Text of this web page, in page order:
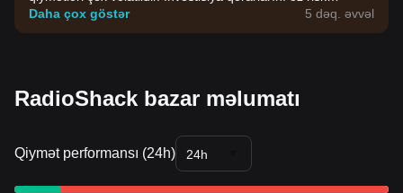
dözümlülüyünüzə əsasən verin.
Daha çox göstər 5 dəq. əvvəl
RadioShack bazar məlumatı
Qiymət performansı (24h) 24h